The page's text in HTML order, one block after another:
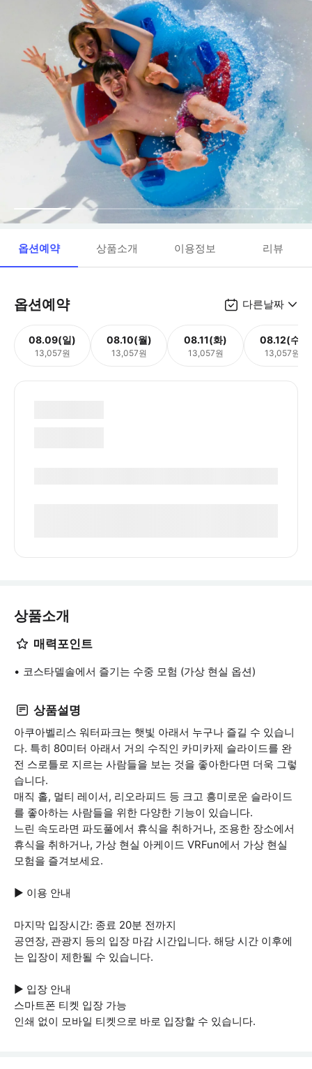
옵션예약 상품소개 이용정보 리뷰
옵션예약 다른날짜
08.09(일)
13,057원
08.10(월)
13,057원
08.11(화)
13,057원
08.12(수)
13,057원
상품소개
매력포인트
코스타델솔에서 즐기는 수중 모험 (가상 현실 옵션)
상품설명
아쿠아벨리스 워터파크는 햇빛 아래서 누구나 즐길 수 있습니
다. 특히 80미터 아래서 거의 수직인 카미카제 슬라이드를 완
전 스로틀로 지르는 사람들을 보는 것을 좋아한다면 더욱 그렇
습니다.
매직 홀, 멀티 레이서, 리오라피드 등 크고 흥미로운 슬라이드
를 좋아하는 사람들을 위한 다양한 기능이 있습니다.
느린 속도라면 파도풀에서 휴식을 취하거나, 조용한 장소에서
휴식을 취하거나, 가상 현실 아케이드 VRFun에서 가상 현실
모험을 즐겨보세요.
▶ 이용 안내
마지막 입장시간: 종료 20분 전까지
공연장, 관광지 등의 입장 마감 시간입니다. 해당 시간 이후에
는 입장이 제한될 수 있습니다.
▶ 입장 안내
스마트폰 티켓 입장 가능
인쇄 없이 모바일 티켓으로 바로 입장할 수 있습니다.